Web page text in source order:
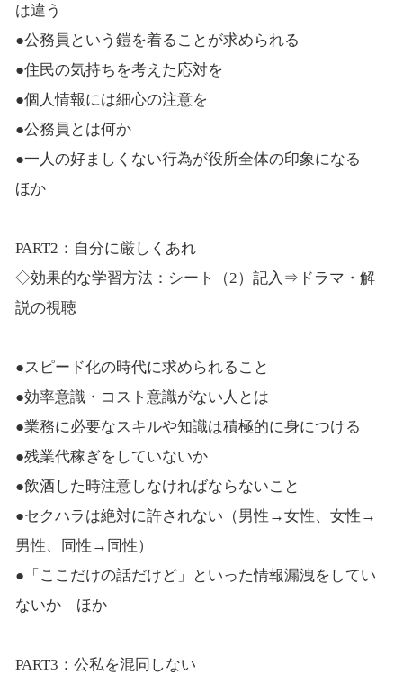
は違う
●公務員という鎧を着ることが求められる
●住民の気持ちを考えた応対を
●個人情報には細心の注意を
●公務員とは何か
●一人の好ましくない行為が役所全体の印象になる
ほか
PART2：自分に厳しくあれ
◇効果的な学習方法：シート（2）記入⇒ドラマ・解
説の視聴
●スピード化の時代に求められること
●効率意識・コスト意識がない人とは
●業務に必要なスキルや知識は積極的に身につける
●残業代稼ぎをしていないか
●飲酒した時注意しなければならないこと
●セクハラは絶対に許されない（男性→女性、女性→
男性、同性→同性）
●「ここだけの話だけど」といった情報漏洩をしてい
ないか ほか
PART3：公私を混同しない